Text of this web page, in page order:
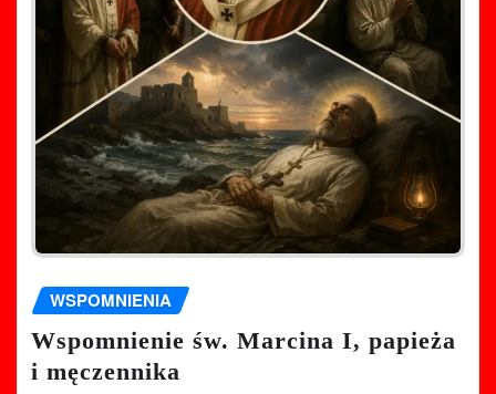
WSPOMNIENIA
Wspomnienie św. Marcina I, papieża
i męczennika